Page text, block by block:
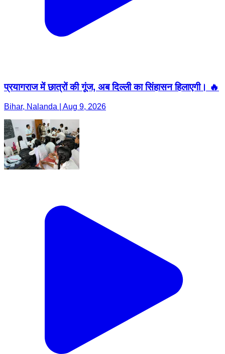
प्रयागराज में छात्रों की गूंज, अब दिल्ली का सिंहासन हिलाएगी। 🔥
Bihar, Nalanda | Aug 9, 2026